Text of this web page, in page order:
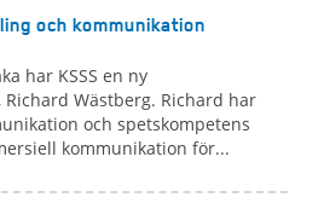
och kommunikation
har KSSS en ny
Wästberg. Richard har
och spetskompetens
kommunikation för...